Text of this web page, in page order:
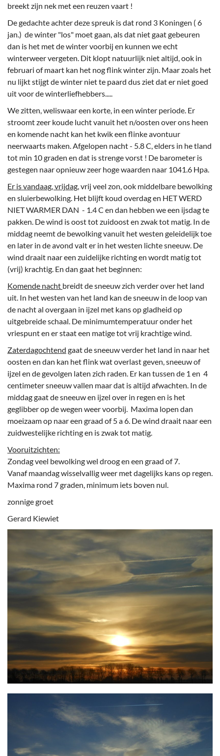
breekt zijn nek met een reuzen vaart !
De gedachte achter deze spreuk is dat rond 3 Koningen ( 6
jan.) de winter "los" moet gaan, als dat niet gaat gebeuren
dan is het met de winter voorbij en kunnen we echt
winterweer vergeten. Dit klopt natuurlijk niet altijd, ook in
februari of maart kan het nog flink winter zijn. Maar zoals het
nu lijkt stijgt de winter niet te paard dus ziet dat er niet goed
uit voor de winterliefhebbers.....
We zitten, weliswaar een korte, in een winter periode. Er
stroomt zeer koude lucht vanuit het n/oosten over ons heen
en komende nacht kan het kwik een flinke avontuur
neerwaarts maken. Afgelopen nacht - 5.8 C, elders in he tland
tot min 10 graden en dat is strenge vorst ! De barometer is
gestegen naar opnieuw zeer hoge waarden naar 1041.6 Hpa.
Er is vandaag, vrijdag, vrij veel zon, ook middelbare bewolking
en sluierbewolking. Het blijft koud overdag en HET WERD
NIET WARMER DAN - 1.4 C en dan hebben we een ijsdag te
pakken. De wind is oost tot zuidoost en zwak tot matig. In de
middag neemt de bewolking vanuit het westen geleidelijk toe
en later in de avond valt er in het westen lichte sneeuw. De
wind draait naar een zuidelijke richting en wordt matig tot
(vrij) krachtig. En dan gaat het beginnen:
Komende nacht breidt de sneeuw zich verder over het land
uit. In het westen van het land kan de sneeuw in de loop van
de nacht al overgaan in ijzel met kans op gladheid op
uitgebreide schaal. De minimumtemperatuur onder het
vriespunt en er staat een matige tot vrij krachtige wind.
Zaterdagochtend gaat de sneeuw verder het land in naar het
oosten en dan kan het flink wat overlast geven, sneeuw of
ijzel en de gevolgen laten zich raden. Er kan tussen de 1 en 4
centimeter sneeuw vallen maar dat is altijd afwachten. In de
middag gaat de sneeuw en ijzel over in regen en is het
geglibber op de wegen weer voorbij. Maxima lopen dan
moeizaam op naar een graad of 5 a 6. De wind draait naar een
zuidwestelijke richting en is zwak tot matig.
Vooruitzichten:
Zondag veel bewolking wel droog en een graad of 7.
Vanaf maandag wisselvallig weer met dagelijks kans op regen.
Maxima rond 7 graden, minimum iets boven nul.
zonnige groet
Gerard Kiewiet